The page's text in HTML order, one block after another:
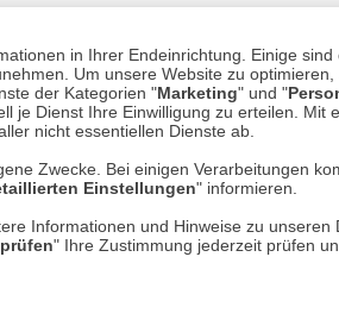
in Ihrer Endeinrichtung. Einige
Um unsere Website zu
der Kategorien "Marketing" und "
je Dienst Ihre Einwilligung zu erteilen. Mit
nicht essentiellen Dienste ab.
Zwecke. Bei einigen Verarbeitungen
Einstellungen" informieren.
Informationen und Hinweise zu unseren
" Ihre Zustimmung jederzeit prüfen
UnsereVersand- und